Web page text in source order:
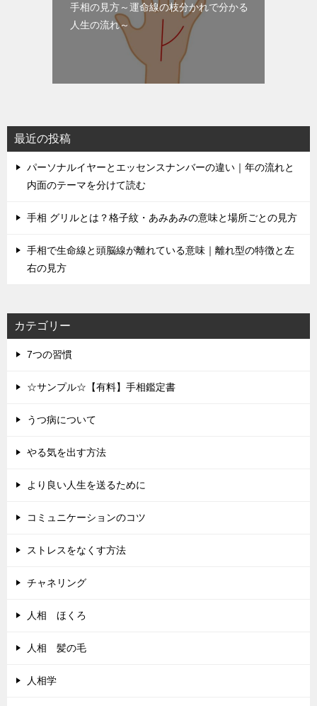
手相の見方～運命線の枝分かれで分かる
人生の流れ～
最近の投稿
パーソナルイヤーとエッセンスナンバーの違い｜年の流れと
内面のテーマを分けて読む
手相 グリルとは？格子紋・あみあみの意味と場所ごとの見方
手相で生命線と頭脳線が離れている意味｜離れ型の特徴と左
右の見方
カテゴリー
7つの習慣
☆サンプル☆【有料】手相鑑定書
うつ病について
やる気を出す方法
より良い人生を送るために
コミュニケーションのコツ
ストレスをなくす方法
チャネリング
人相 ほくろ
人相 髪の毛
人相学